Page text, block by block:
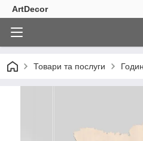
ArtDecor
Товари та послуги